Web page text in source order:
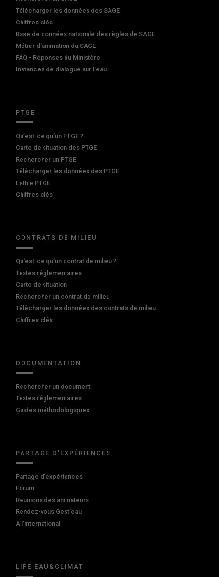
Télécharger les données des SAGE
Chiffres clés
Base de données nationale des règles de SAGE
Métier d'animation du SAGE
FAQ - Réponses du Ministère
Instances de dialogue sur l'eau
PTGE
Qu’est-ce qu’un PTGE ?
Carte de situation des PTGE
Rechercher un PTGE
Télécharger les données des PTGE
Lettre PTGE
Chiffres clés
CONTRATS DE MILIEU
Qu'est-ce qu'un contrat de milieu ?
Textes réglementaires
Carte de situation
Rechercher un contrat de milieu
Télécharger les données des contrats de milieu
Chiffres clés
DOCUMENTATION
Rechercher un document
Textes réglementaires
Guides méthodologiques
PARTAGE D'EXPÉRIENCES
Partage d'expériences
Forum
Réunions des animateurs
Rendez-vous Gest'eau
A l'international
LIFE EAU&CLIMAT